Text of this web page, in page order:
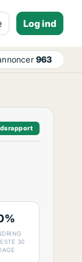
Log ind
963
30